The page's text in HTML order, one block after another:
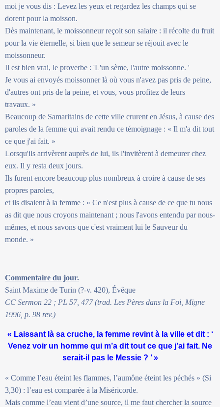
moi je vous dis : Levez les yeux et regardez les champs qui se
dorent pour la moisson.
Dès maintenant, le moissonneur reçoit son salaire : il récolte du fruit
pour la vie éternelle, si bien que le semeur se réjouit avec le
moissonneur.
Il est bien vrai, le proverbe : 'L'un sème, l'autre moissonne. '
Je vous ai envoyés moissonner là où vous n'avez pas pris de peine,
d'autres ont pris de la peine, et vous, vous profitez de leurs
travaux. »
Beaucoup de Samaritains de cette ville crurent en Jésus, à cause des
paroles de la femme qui avait rendu ce témoignage : « Il m'a dit tout
ce que j'ai fait. »
Lorsqu'ils arrivèrent auprès de lui, ils l'invitèrent à demeurer chez
eux. Il y resta deux jours.
Ils furent encore beaucoup plus nombreux à croire à cause de ses
propres paroles,
et ils disaient à la femme : « Ce n'est plus à cause de ce que tu nous
as dit que nous croyons maintenant ; nous l'avons entendu par nous-
mêmes, et nous savons que c'est vraiment lui le Sauveur du
monde. »
Commentaire du jour.
Saint Maxime de Turin (?-v. 420), Évêque
CC Sermon 22 ; PL 57, 477 (trad. Les Pères dans la Foi, Migne
1996, p. 98 rev.)
« Laissant là sa cruche, la femme revint à la ville et dit : ‘
Venez voir un homme qui m’a dit tout ce que j’ai fait. Ne
serait-il pas le Messie ? ’ »
« Comme l’eau éteint les flammes, l’aumône éteint les péchés » (Si
3,30) : l’eau est comparée à la Miséricorde.
Mais comme l’eau vient d’une source, il me faut chercher la source